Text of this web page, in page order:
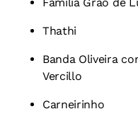
Família Grão de
Thathi
Banda Oliveira
Vercillo
Carneirinho